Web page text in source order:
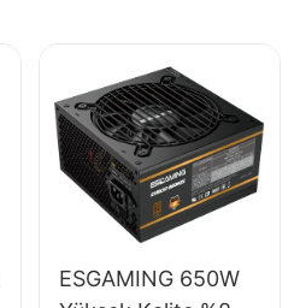
ESGAMING 650W